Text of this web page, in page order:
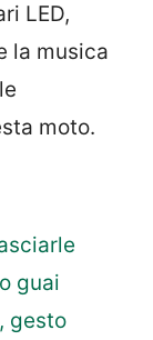
LED,
la musica
moto.
guai
gesto